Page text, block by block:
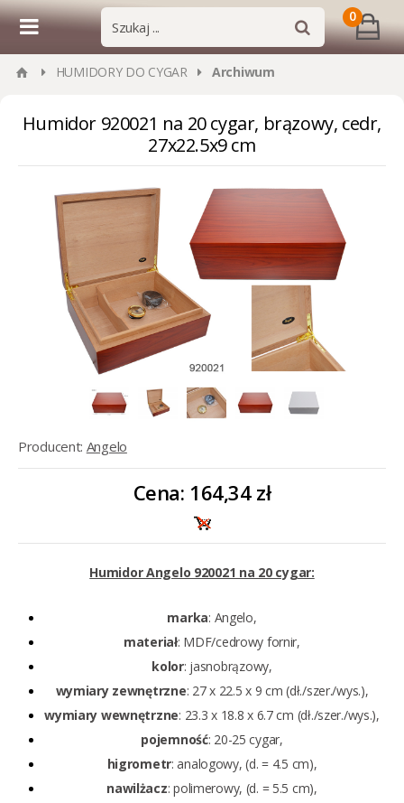
0
HUMIDORY DO CYGAR Archiwum
Humidor 920021 na 20 cygar, brązowy, cedr,
27x22.5x9 cm
Producent: Angelo
Cena: 164,34 zł
Humidor Angelo 920021 na 20 cygar:
marka: Angelo,
materiał: MDF/cedrowy fornir,
kolor: jasnobrązowy,
wymiary zewnętrzne: 27 x 22.5 x 9 cm (dł./szer./wys.),
wymiary wewnętrzne: 23.3 x 18.8 x 6.7 cm (dł./szer./wys.),
pojemność: 20-25 cygar,
higrometr: analogowy, (d. = 4.5 cm),
nawilżacz: polimerowy, (d. = 5.5 cm),